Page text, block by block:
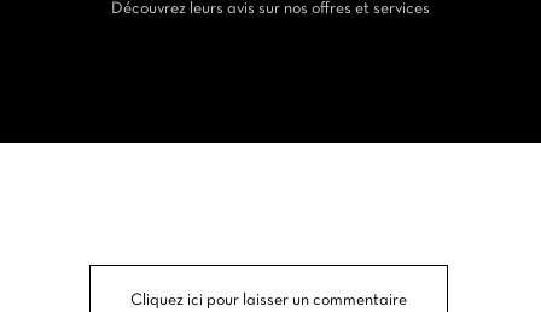
Découvrez leurs avis sur nos offres et services
Cliquez ici pour laisser un commentaire